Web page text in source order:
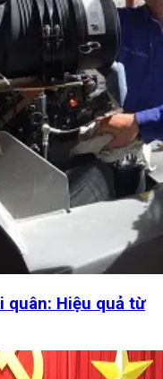
quân: Hiệu quả từ